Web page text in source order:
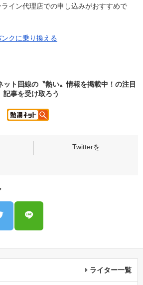
イン代理店での申し込みがおすすめで
クに乗り換える
ット回線の〝熱い〟情報を掲載中！の注目
記事を受け取ろう
ライター一覧